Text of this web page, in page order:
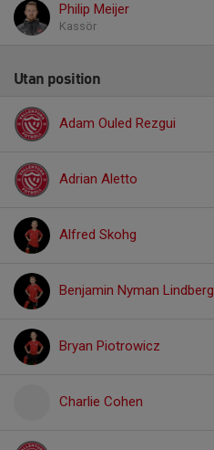
Philip Meijer
Kassör
Utan position
Adam Ouled Rezgui
Adrian Aletto
Alfred Skohg
Benjamin Nyman Lindberg
Bryan Piotrowicz
Charlie Cohen